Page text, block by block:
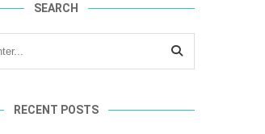
SEARCH
RECENT POSTS